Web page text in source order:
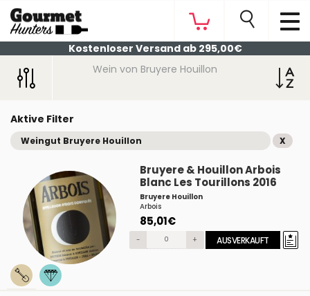
Kostenloser Versand ab 295,00€
Wein von Bruyere Houillon
Aktive Filter
Weingut Bruyere Houillon X
Bruyere & Houillon Arbois
Blanc Les Tourillons 2016
Bruyere Houillon
Arbois
85,01€
- + AUSVERKAUFT